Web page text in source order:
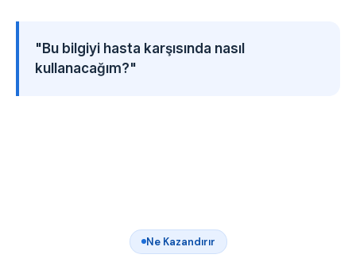
"Bu bilgiyi hasta karşısında nasıl
kullanacağım?"
Ne Kazandırır